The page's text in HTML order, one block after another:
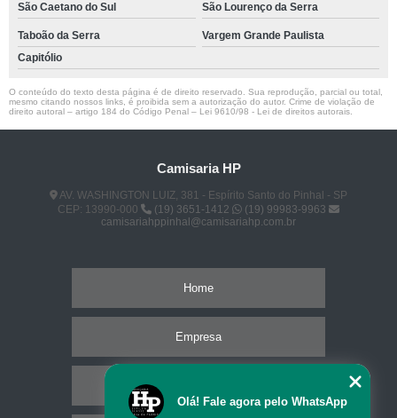
São Caetano do Sul São Lourenço da Serra
Taboão da Serra
Vargem Grande Paulista
Capitólio
O conteúdo do texto desta página é de direito reservado. Sua reprodução, parcial ou total,
mesmo citando nossos links, é proibida sem a autorização do autor. Crime de violação de
direito autoral – artigo 184 do Código Penal – Lei 9610/98 - Lei de direitos autorais
Camisaria HP
AV. WASHINGTON LUIZ, 381 - Espírito Santo do Pinhal - SP
CEP: 13990-000
(19) 3651-1412
(19) 99983-9963
camisariahppinhal@camisariahp.com.br
Home
Empresa
Olá! Fale agora pelo WhatsApp